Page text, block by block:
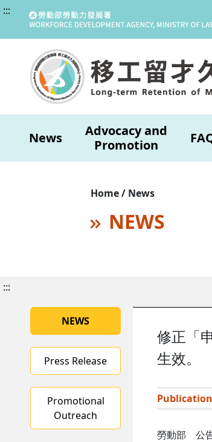
:::
News
Advocacy and
Promotion
Home / News
NEWS
:::
NEWS
Press Release
Promotional
Outreach
修正「
生效。
勞動部 公